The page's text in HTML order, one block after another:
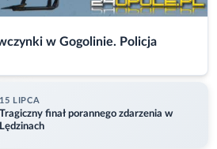
w Gogolinie. Policja
15 LIPCA
Tragiczny finał porannego zdarzenia w
Lędzinach